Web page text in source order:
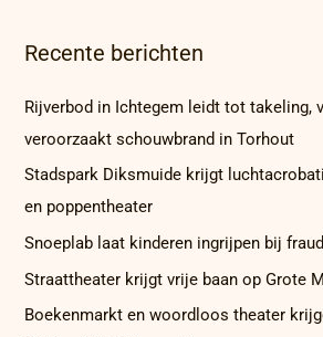
Recente berichten
Rijverbod in Ichtegem leidt tot takeling,
veroorzaakt schouwbrand in Torhout
Stadspark Diksmuide krijgt
en poppentheater
Snoeplab laat kinderen ingrijpen bij
Straattheater krijgt vrije baan op Grote
Boekenmarkt en woordloos theater